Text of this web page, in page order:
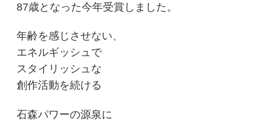
87歳となった今年受賞しました。
年齢を感じさせない、
エネルギッシュで
スタイリッシュな
創作活動を続ける
石森パワーの源泉に